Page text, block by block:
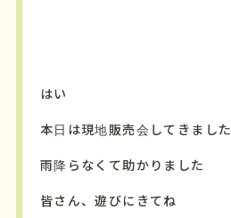
はい
本日は現地販売会してきました
雨降らなくて助かりました
皆さん、遊びにきてね